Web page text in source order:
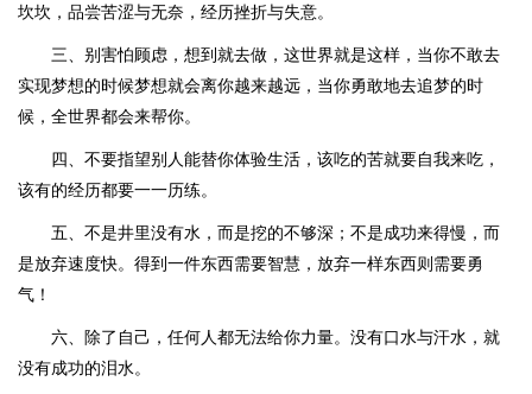
坎坎，品尝苦涩与无奈，经历挫折与失意。
三、别害怕顾虑，想到就去做，这世界就是这样，当你不敢去
实现梦想的时候梦想就会离你越来越远，当你勇敢地去追梦的时
候，全世界都会来帮你。
四、不要指望别人能替你体验生活，该吃的苦就要自我来吃，
该有的经历都要一一历练。
五、不是井里没有水，而是挖的不够深；不是成功来得慢，而
是放弃速度快。得到一件东西需要智慧，放弃一样东西则需要勇
气！
六、除了自己，任何人都无法给你力量。没有口水与汗水，就
没有成功的泪水。